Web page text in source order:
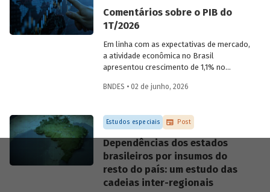
permanece crescendo de forma
consistente e sólida, mesmo diante de
cenários desafiadores.
Comentários sobre o PIB do
1T/2026
Em linha com as expectativas de mercado,
a atividade econômica no Brasil
apresentou crescimento de 1,1% no
imediatamente anterior, na série ajustada
detalhada e uma previsão para os
próximos meses no Estudo especial do
BNDES 74.
BNDES • 02 de junho, 2026
Estudos especiais Post
Dependências dos estados
brasileiros por insumos do
resto do país: um estudo das
cadeias inter-regionais